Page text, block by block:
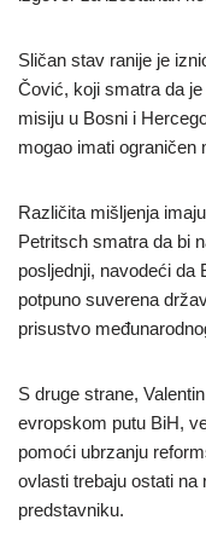
Sličan stav ranije je
Čović, koji smatra da
misiju u Bosni i
mogao imati ograničen
Različita mišljenja
Petritsch smatra da bi
posljednji, navodeći da
potpuno suverena
prisustvo
S druge strane,
evropskom putu BiH,
pomoći ubrzanju
ovlasti trebaju ostati
predstavniku.